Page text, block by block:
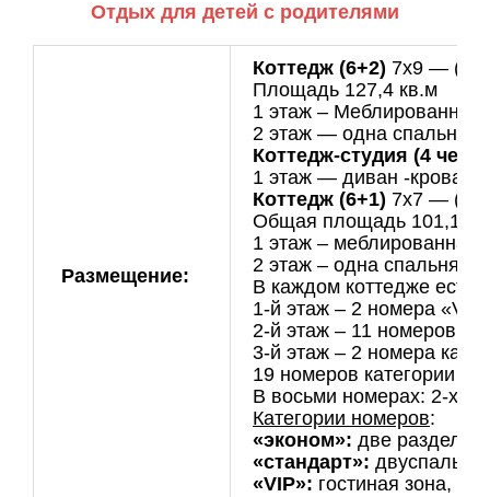
Отдых для детей с родителями
Размещение:
Коттедж (6+2) 7х9 — (8
Площадь 127,4 кв.м
1 этаж – Меблированная
2 этаж — одна спальня
Коттедж-студия (4 чел.)
1 этаж — диван -
Коттедж (6+1) 7х7 — (15
Общая площадь 101,1
1 этаж – меблированная
2 этаж – одна спальня с
В каждом коттедже есть
1-й этаж – 2 номера
2-й этаж – 11 номеров
3-й этаж – 2 номера
19 номеров категории
В восьми номерах: 2-х
Категории номеров:
«эконом»: две
«стандарт»:
«VIP»: гостиная зона,